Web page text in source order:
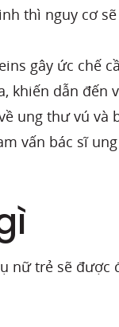
thì nguy cơ
gây ức
dẫn
ung thư vú
vấn bác sĩ
trẻ sẽ